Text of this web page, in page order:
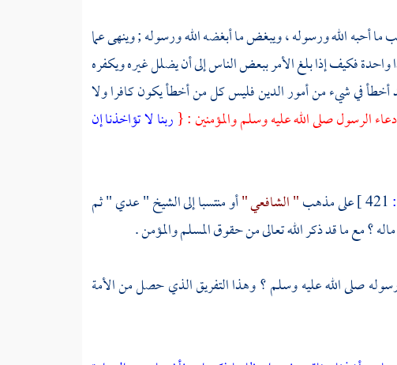
أحبه الله ورسوله ، ويبغض ما أبغضه الله ورسوله ; وينهى عما
فكيف إذا بلغ الأمر ببعض الناس إلى أن يضلل غيره ويكفره
في شيء من أمور الدين فليس كل من أخطأ يكون كافرا ولا
الرسول صلى الله عليه وسلم والمؤمنين : {ربنا لا تؤاخذنا إن
على مذهب" الشافعي "أو منتسبا إلى الشيخ" عدي "ثم
؟ مع ما قد ذكر الله تعالى من حقوق المسلم والمؤمن .
رسوله صلى الله عليه وسلم ؟ وهذا التفريق الذي حصل من الأمة